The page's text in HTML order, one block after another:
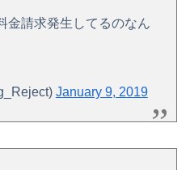
金請求発生してるのなん
January 9, 2019